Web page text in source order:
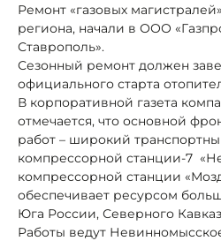
Ремонт «газовых
региона, начали в ООО
Ставрополь».
Сезонный ремонт должен
официального старта
В корпоративной газета
отмечается, что основной
работ – широкий
компрессорной станции-7
компрессорной станции
обеспечивает ресурсом
Юга России, Северного
Работы ведут